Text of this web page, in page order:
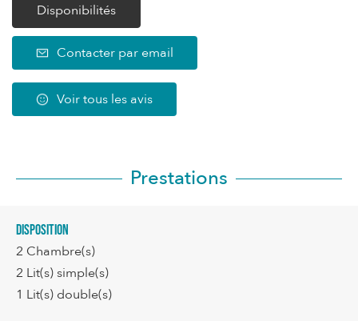
Disponibilités
Contacter par email
Voir tous les avis
Prestations
Disposition
2 Chambre(s)
2 Lit(s) simple(s)
1 Lit(s) double(s)